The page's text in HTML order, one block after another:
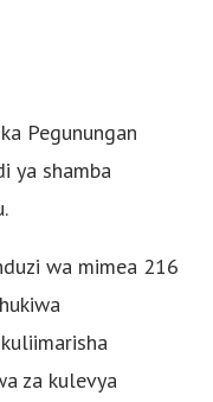
Pegunungan
ya shamba
wa mimea 216
za kulevya